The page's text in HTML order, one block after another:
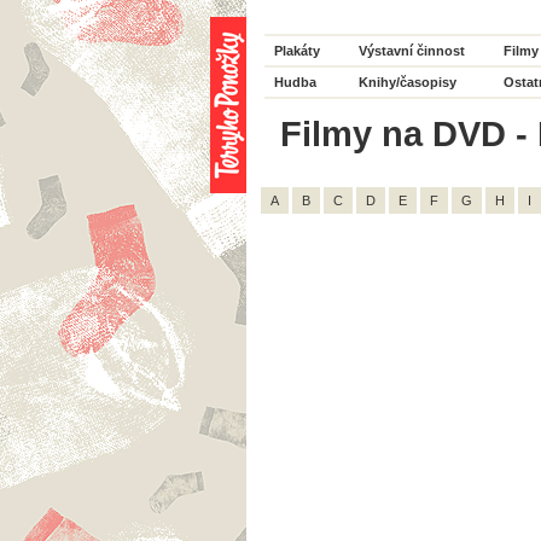
Plakáty Výstavní činnost Filmy
Hudba Knihy/časopisy
Filmy na DVD
A B C D E F G H I